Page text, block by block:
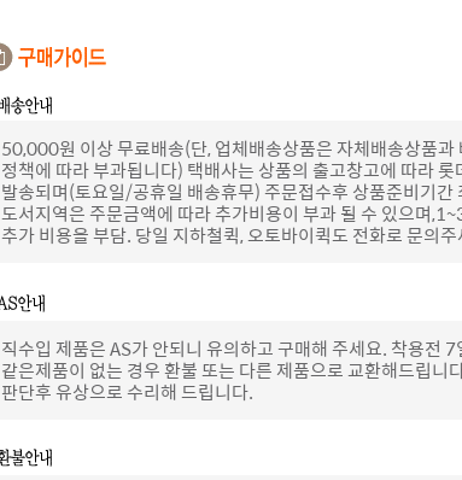
50,000원 이상 무료배송(단, 업체배송상품은 자체배송상품
정책에 따라 부과됩니다) 택배사는 상품의 출고창고에 따라
발송되며(토요일/공휴일 배송휴무) 주문접수후 상품준비기
도서지역은 주문금액에 따라 추가비용이 부과 될 수 있으며
추가 비용을 부담. 당일 지하철퀵, 오토바이퀵도 전화로 문의
직수입 제품은 AS가 안되니 유의하고 구매해 주세요. 착용전
같은제품이 없는 경우 환불 또는 다른 제품으로 교환해드립니
판단후 유상으로 수리해 드립니다.